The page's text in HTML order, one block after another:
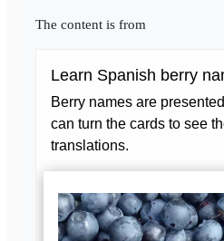
The content is from